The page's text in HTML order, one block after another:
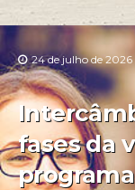
24 de julho de 2026
fases da